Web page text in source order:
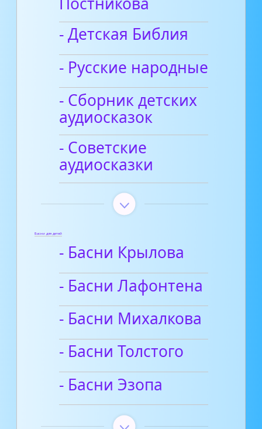
- Детская Библия
- Русские народные
- Сборник детских
аудиосказок
- Советские
аудиосказки
Басни для детей
- Басни Крылова
- Басни Лафонтена
- Басни Михалкова
- Басни Толстого
- Басни Эзопа